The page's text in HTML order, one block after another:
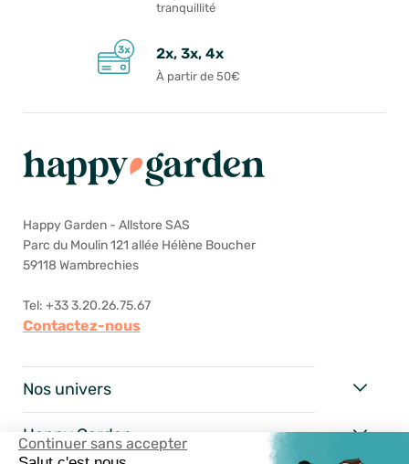
Continuer sans accepter
tranquillité
2x, 3x, 4x
À partir de 50€
Happy Garden - Allstore SAS
Parc du Moulin 121 allée Hélène Boucher
59118 Wambrechies
Tel: +33 3.20.26.75.67
Contactez-nous
Nos univers
Happy Garden